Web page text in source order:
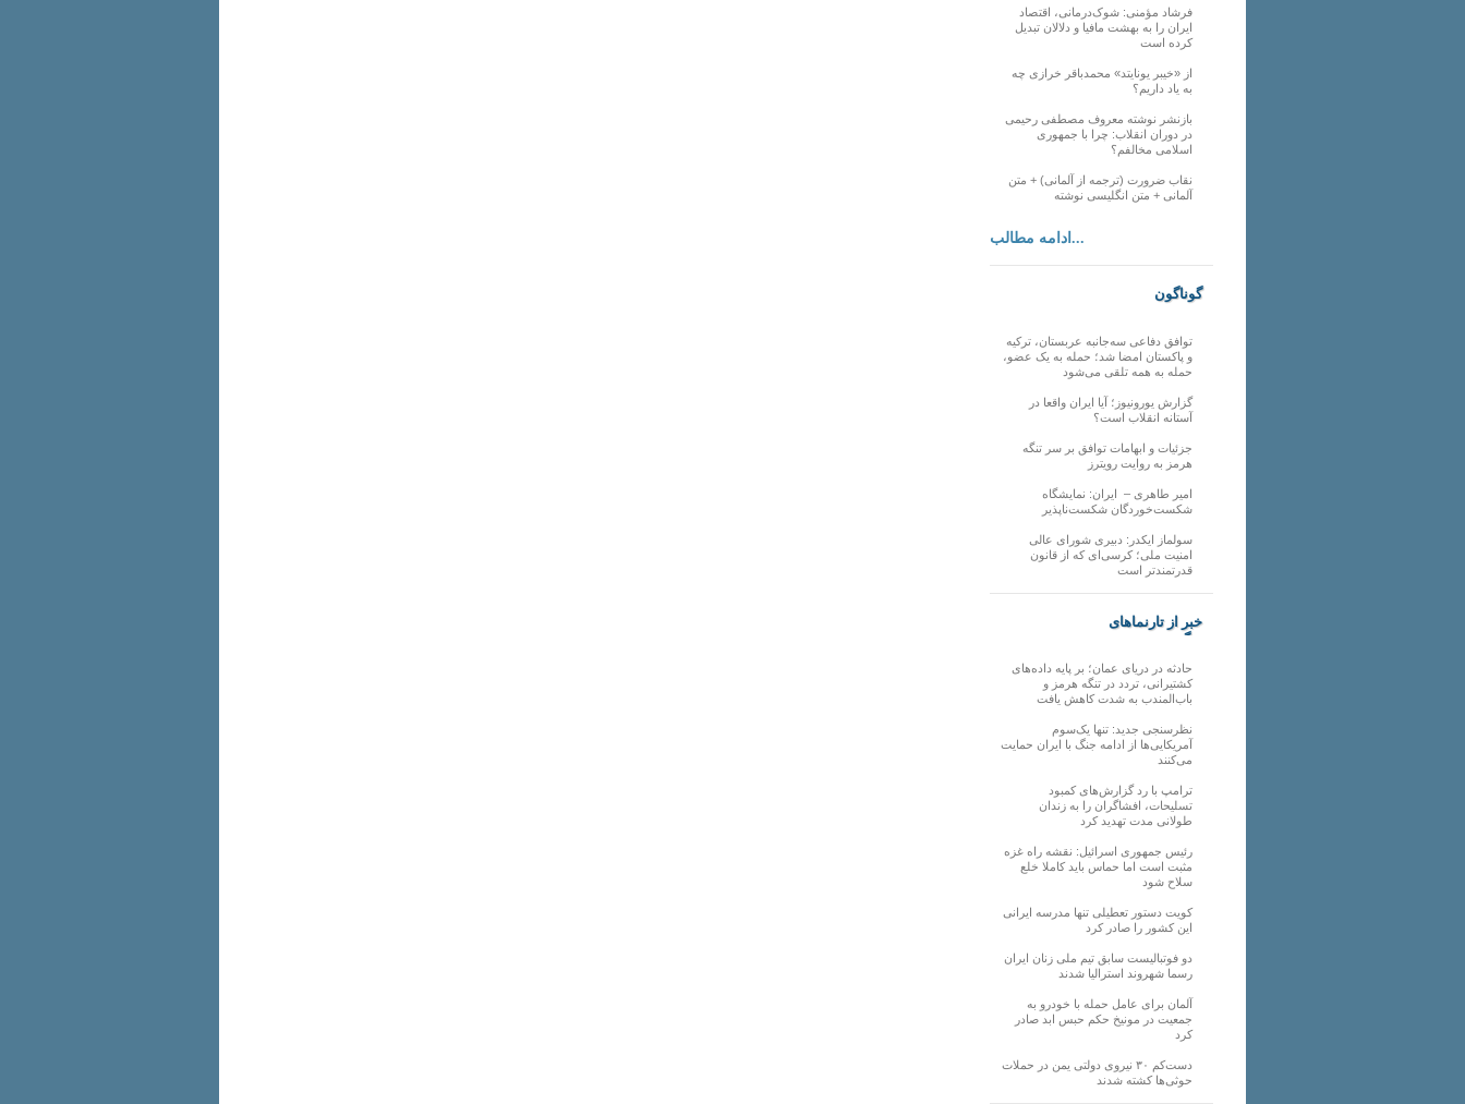
فرشاد مؤمنی: شوک‌درمانی، اقتصاد
ایران را به بهشت مافیا و دلالان تبدیل
کرده است
از «خیبر یونایتد» محمدباقر خرازی چه
به یاد داریم؟
بازنشر نوشته معروف مصطفی رحیمی
در دوران انقلاب: چرا با جمهوری
اسلامی مخالفم؟
نقاب ضرورت (ترجمه از آلمانی) + متن
آلمانی + متن انگلیسی نوشته
ادامه مطالب...
گوناگون
توافق دفاعی سه‌جانبه عربستان، ترکیه
و پاکستان امضا شد؛ حمله به یک عضو،
حمله به همه تلقی می‌شود
گزارش یورونیوز؛ آیا ایران واقعا در
آستانه انقلاب است؟
جزئیات و ابهامات توافق بر سر تنگه
هرمز به روایت رویترز
امیر طاهری – ایران: نمایشگاه
شکست‌خوردگان شکست‌ناپذیر
سولماز ایکدر: دبیری شورای عالی
امنیت ملی؛ کرسی‌ای که از قانون
قدرتمندتر است
خبر از تارنماهای
دیگر
حادثه در دریای عمان؛ بر پایه داده‌های
کشتیرانی، تردد در تنگه هرمز و
باب‌المندب به شدت کاهش یافت
نظرسنجی جدید: تنها یک‌سوم
آمریکایی‌ها از ادامه جنگ با ایران حمایت
می‌کنند
ترامپ با رد گزارش‌های کمبود
تسلیحات، افشاگران را به زندان
طولانی مدت تهدید کرد
رئیس‌ جمهوری اسرائیل: نقشه راه غزه
مثبت است اما حماس باید کاملا خلع
سلاح شود
کویت دستور تعطیلی تنها مدرسه ایرانی
این کشور را صادر کرد
دو فوتبالیست سابق تیم ملی زنان ایران
رسما شهروند استرالیا شدند
آلمان برای عامل حمله با خودرو به
جمعیت در مونیخ حکم حبس ابد صادر
کرد
دست‌کم ۳۰ نیروی دولتی یمن در حملات
حوثی‌ها کشته شدند